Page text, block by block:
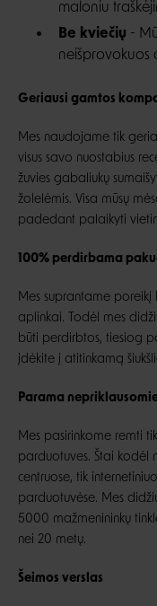
maloniu
Be kviečių -
neišprovokuos
Geriausi gamtos
Mes naudojame tik
visus savo nuostabius
žuvies gabaliukų
žolelėmis. Visa mūsų
padedant palaikyti
100% perdirbama
Mes suprantame
aplinkai. Todėl mes
būti perdirbtos, tiesiog
įdėkite į atitinkamą
Parama
Mes pasirinkome remti
parduotuves. Štai kodėl
centruose, tik
parduotuvėse. Mes
5000 mažmenininkų
nei 20 metų.
Šeimos verslas